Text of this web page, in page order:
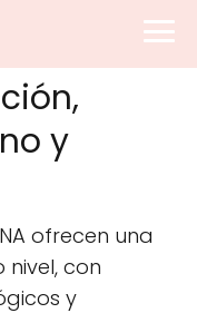
y
ofrecen una
con
y